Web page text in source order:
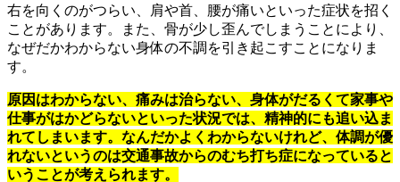
右を向くのがつらい、肩や首、腰が痛いといった症状を招く
ことがあります。また、骨が少し歪んでしまうことにより、
なぜだかわからない身体の不調を引き起こすことになりま
す。
原因はわからない、痛みは治らない、身体がだるくて家事や
仕事がはかどらないといった状況では、精神的にも追い込ま
れてしまいます。なんだかよくわからないけれど、体調が優
れないというのは交通事故からのむち打ち症になっていると
いうことが考えられます。